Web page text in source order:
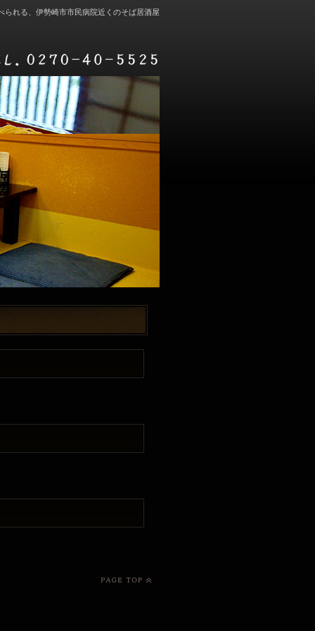
られる、伊勢崎市市民病院近くのそば居酒屋